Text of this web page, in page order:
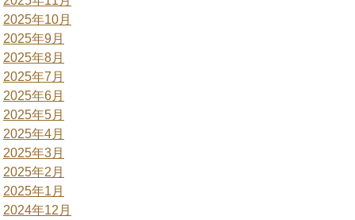
2025年10月
2025年9月
2025年8月
2025年7月
2025年6月
2025年5月
2025年4月
2025年3月
2025年2月
2025年1月
2024年12月